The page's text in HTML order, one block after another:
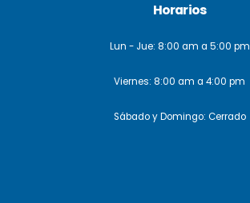
Horarios
Lun - Jue: 8:00 am a 5:00 pm
Viernes: 8:00 am a 4:00 pm
Sábado y Domingo: Cerrado